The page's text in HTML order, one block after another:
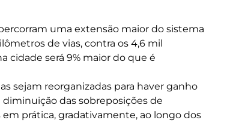
uma extensão maior do sistema
de vias, contra os 4,6 mil
cidade será 9% maior do que é
sejam reorganizadas para haver ganho
das sobreposições de
em prática, gradativamente, ao longo dos